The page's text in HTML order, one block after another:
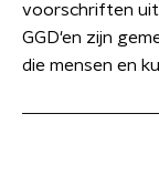
voorschriften uit
GGD'en zijn
die mensen en